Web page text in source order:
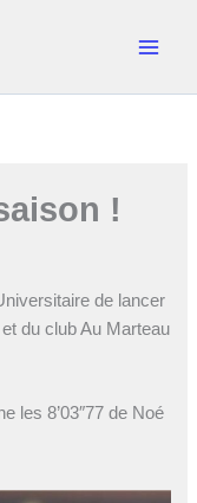
!
de lancer
du club Au Marteau
les 8’03″77 de Noé